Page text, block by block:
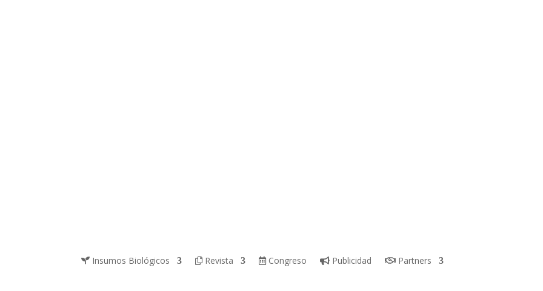
Insumos Biológicos Revista Congreso Publicidad Partners